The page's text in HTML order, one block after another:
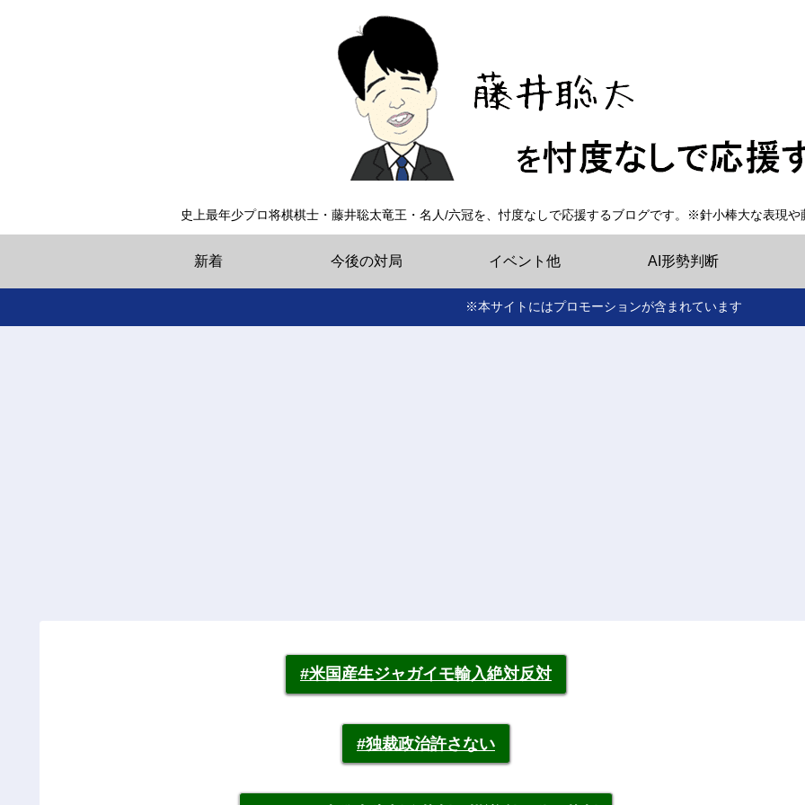
史上最年少プロ将棋棋士・藤井聡太竜王・名人/六冠を、忖度なしで応援するブログです。※針小棒大な表現
新着 今後の対局 イベント他 AI形勢判断
※本サイトにはプロモーションが含まれています
#米国産生ジャガイモ輸入絶対反対
#独裁政治許さない